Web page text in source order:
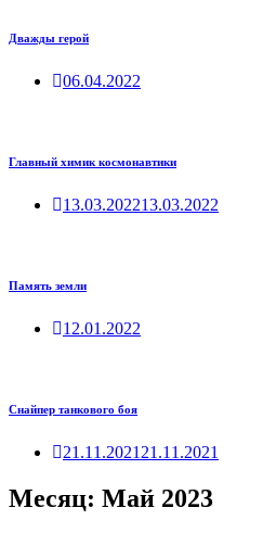
Дважды герой
06.04.2022
Главный химик космонавтики
13.03.202213.03.2022
Память земли
12.01.2022
Снайпер танкового боя
21.11.2021 21.11.2021
Месяц: Май 2023